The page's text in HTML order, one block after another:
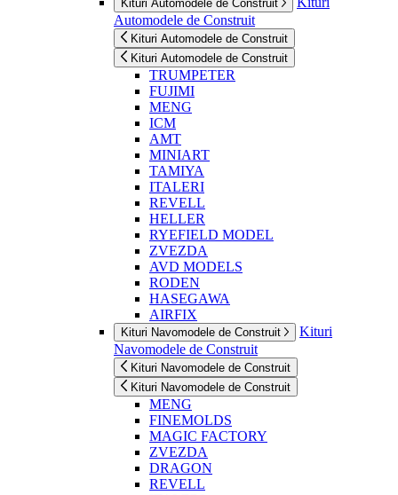
Kituri Automodele de Construit
Automodele de Construit
Kituri Automodele de Construit
Kituri Automodele de Construit
TRUMPETER
FUJIMI
MENG
ICM
AMT
MINIART
TAMIYA
ITALERI
REVELL
HELLER
RYEFIELD MODEL
ZVEZDA
AVD MODELS
RODEN
HASEGAWA
AIRFIX
Kituri Navomodele de Construit
Kituri
Navomodele de Construit
Kituri Navomodele de Construit
Kituri Navomodele de Construit
MENG
FINEMOLDS
MAGIC FACTORY
ZVEZDA
DRAGON
REVELL